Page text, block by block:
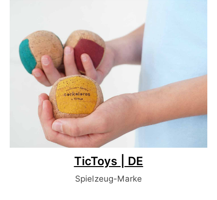
TicToys | DE
Spielzeug-Marke